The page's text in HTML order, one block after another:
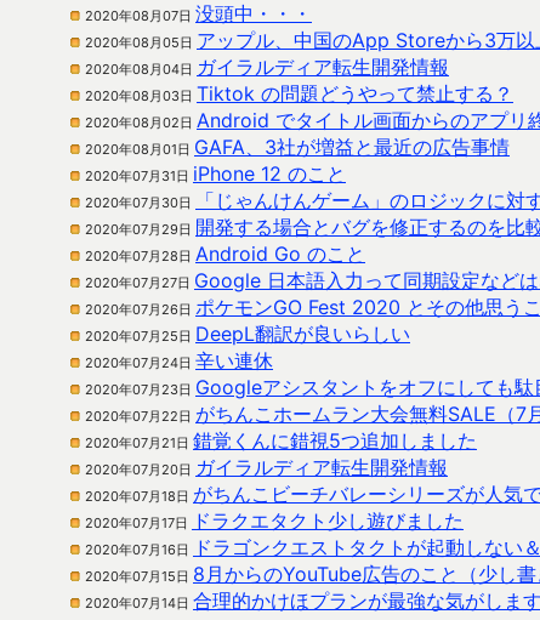
2020年08月07日 没頭中・・・
2020年08月05日 アップル、中国のApp Storeから3万
2020年08月04日 ガイラルディア転生開発情報
2020年08月03日 Tiktok の問題どうやって禁止する？
2020年08月02日 Android でタイトル画面からのアプリ
2020年08月01日 GAFA、3社が増益と最近の広告事情
2020年07月31日 iPhone 12 のこと
2020年07月30日 「じゃんけんゲーム」のロジックに対
2020年07月29日 開発する場合とバグを修正するのを比
2020年07月28日 Android Go のこと
2020年07月27日 Google 日本語入力って同期設定などは
2020年07月26日 ポケモンGO Fest 2020 とその他思う
2020年07月25日 DeepL翻訳が良いらしい
2020年07月24日 辛い連休
2020年07月23日 Googleアシスタントをオフにしても駄
2020年07月22日 がちんこホームラン大会無料SALE（7
2020年07月21日 錯覚くんに錯視5つ追加しました
2020年07月20日 ガイラルディア転生開発情報
2020年07月18日 がちんこビーチバレーシリーズが人気
2020年07月17日 ドラクエタクト少し遊びました
2020年07月16日 ドラゴンクエストタクトが起動しない
2020年07月15日 8月からのYouTube広告のこと（少し書
2020年07月14日 合理的かけほプランが最強な気がします